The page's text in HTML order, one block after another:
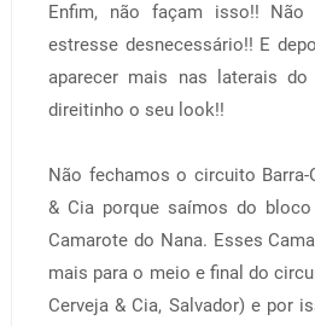
Enfim, não façam isso!! Não
estresse desnecessário!! E
aparecer mais nas laterais
direitinho o seu look!!
Não fechamos o circuito Barra-
& Cia porque saímos do
Camarote do Nana. Esses
mais para o meio e final do
Cerveja & Cia, Salvador) e por